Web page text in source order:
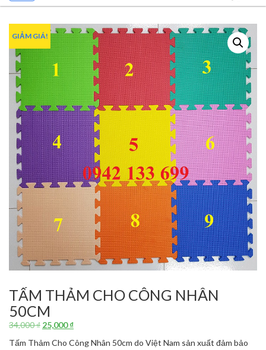
GIẢM GIÁ!
TẤM THẢM CHO CÔNG NHÂN
50CM
34,000₫ Giá
là:
25,000₫Giá
tại
Tấm Thảm Cho Công Nhân 50cm do Việt Nam sản xuất đảm bảo